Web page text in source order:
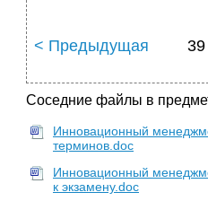
< Предыдущая
Соседние файлы в
Инновационный
терминов.doc
Инновационный
к экзамену.doc